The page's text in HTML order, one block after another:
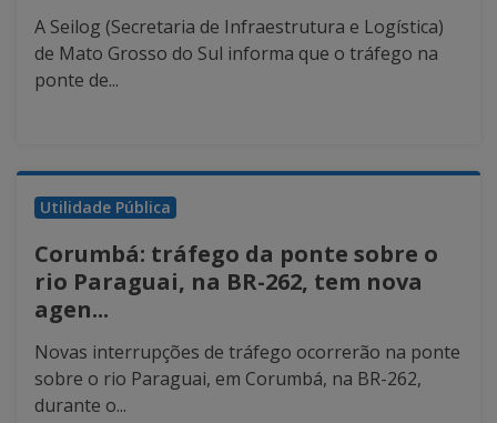
A Seilog (Secretaria de Infraestrutura e Logística)
de Mato Grosso do Sul informa que o tráfego na
ponte de...
Utilidade Pública
Corumbá: tráfego da ponte sobre o
rio Paraguai, na BR-262, tem nova
agen...
Novas interrupções de tráfego ocorrerão na ponte
sobre o rio Paraguai, em Corumbá, na BR-262,
durante o...